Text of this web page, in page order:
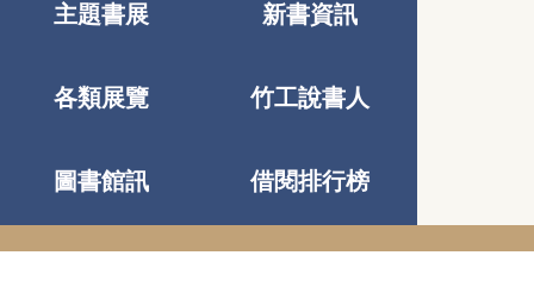
主題書展 新書資訊
各類展覽 竹工說書人
圖書館訊 借閱排行榜